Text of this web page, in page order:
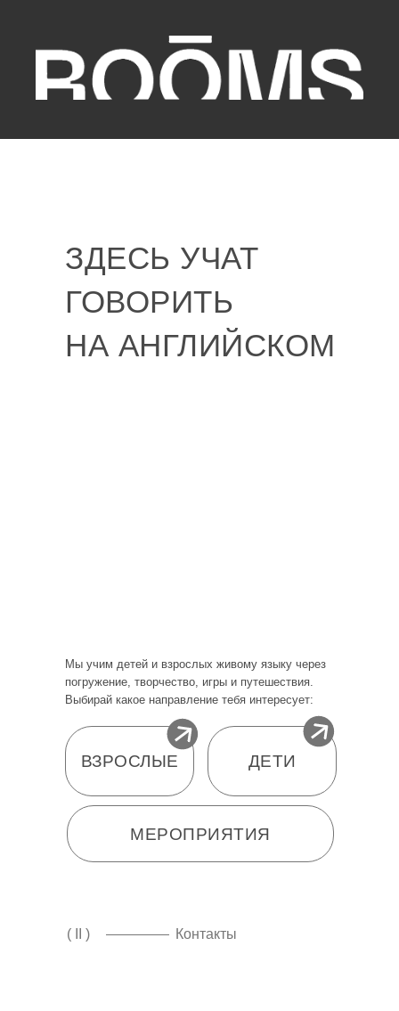
ЗДЕСЬ УЧАТ
ГОВОРИТЬ
НА АНГЛИЙСКОМ
Мы учим детей и взрослых живому языку через
погружение, творчество, игры и путешествия.
Выбирай какое направление тебя интересует:
ВЗРОСЛЫЕ ДЕТИ
МЕРОПРИЯТИЯ
( II ) Контакты